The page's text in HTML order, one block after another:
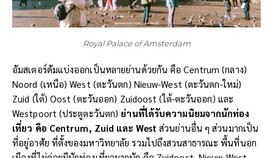
Royal Palace of Amsterdam
อัมสเตอร์ดัมแบ่งออกเป็นหลายย่านด้วยกัน คือ Centrum (กลาง)
Noord (เหนือ) West (ตะวันตก) Nieuw-West (ตะวันตก-ใหม่)
Zuid (ใต้) Oost (ตะวันออก) Zuidoost (ใต้-ตะวันออก) และ
Westpoort (ประตูตะวันตก) ย่านที่ได้รับความนิยมจากนักท่อง
เที่ยว คือ Centrum, Zuid และ Westส่วนย่านอื่น ๆ ส่วนมากเป็น
ที่อยู่อาศัย ที่ตั้งของมหาวิทยาลัย รวมไปถึงสวนสาธารณะ พื้นที่นอก